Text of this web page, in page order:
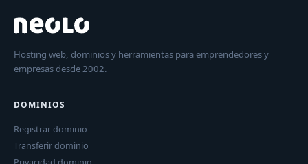
Hosting web, dominios y herramientas para emprendedores y
empresas desde 2002.
DOMINIOS
Registrar dominio
Transferir dominio